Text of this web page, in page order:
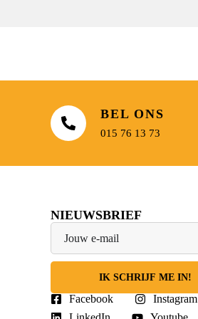
BEL ONS
015 76 13 73
NIEUWSBRIEF
IK SCHRIJF ME IN!
Facebook
Instagram